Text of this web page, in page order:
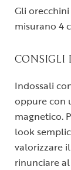
Gli
misurano 4
CONSIGLI
Indossali
oppure con
magnetico.
look
valorizzare
rinunciare